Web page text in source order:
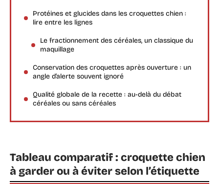
Protéines et glucides dans les croquettes chien :
lire entre les lignes
Le fractionnement des céréales, un classique du
maquillage
Conservation des croquettes après ouverture : un
angle d’alerte souvent ignoré
Qualité globale de la recette : au-delà du débat
céréales ou sans céréales
Tableau comparatif : croquette chien
à garder ou à éviter selon l’étiquette